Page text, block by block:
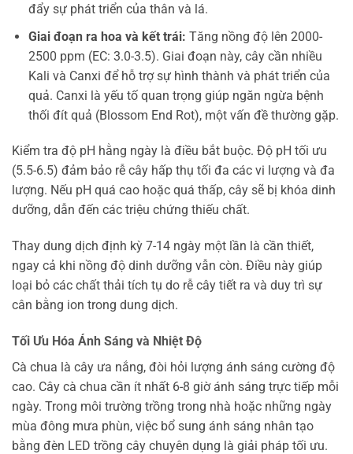
đẩy sự phát triển của thân và lá.
Giai đoạn ra hoa và kết trái: Tăng nồng độ lên 2000-
2500 ppm (EC: 3.0-3.5). Giai đoạn này, cây cần nhiều
Kali và Canxi để hỗ trợ sự hình thành và phát triển của
quả. Canxi là yếu tố quan trọng giúp ngăn ngừa bệnh
thối đít quả (Blossom End Rot), một vấn đề thường gặp.
Kiểm tra độ pH hằng ngày là điều bắt buộc. Độ pH tối ưu
(5.5-6.5) đảm bảo rễ cây hấp thụ tối đa các vi lượng và đa
lượng. Nếu pH quá cao hoặc quá thấp, cây sẽ bị khóa dinh
dưỡng, dẫn đến các triệu chứng thiếu chất.
Thay dung dịch định kỳ 7-14 ngày một lần là cần thiết,
ngay cả khi nồng độ dinh dưỡng vẫn còn. Điều này giúp
loại bỏ các chất thải tích tụ do rễ cây tiết ra và duy trì sự
cân bằng ion trong dung dịch.
Tối Ưu Hóa Ánh Sáng và Nhiệt Độ
Cà chua là cây ưa nắng, đòi hỏi lượng ánh sáng cường độ
cao. Cây cà chua cần ít nhất 6-8 giờ ánh sáng trực tiếp mỗi
ngày. Trong môi trường trồng trong nhà hoặc những ngày
mùa đông mưa phùn, việc bổ sung ánh sáng nhân tạo
bằng đèn LED trồng cây chuyên dụng là giải pháp tối ưu.